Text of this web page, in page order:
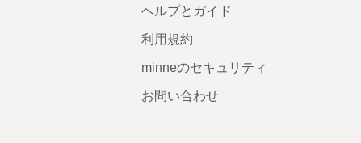
ヘルプとガイド
利用規約
minneのセキュリティ
お問い合わせ